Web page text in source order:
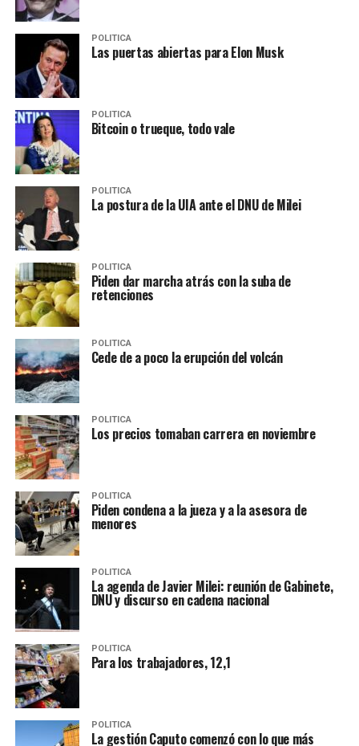
POLITICA
Las puertas abiertas para Elon Musk
POLITICA
Bitcoin o trueque, todo vale
POLITICA
La postura de la UIA ante el DNU de Milei
POLITICA
Piden dar marcha atrás con la suba de
retenciones
POLITICA
Cede de a poco la erupción del volcán
POLITICA
Los precios tomaban carrera en noviembre
POLITICA
Piden condena a la jueza y a la asesora de
menores
POLITICA
La agenda de Javier Milei: reunión de Gabinete,
DNU y discurso en cadena nacional
POLITICA
Para los trabajadores, 12,1
POLITICA
La gestión Caputo comenzó con lo que más